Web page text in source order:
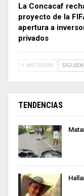
La Concacaf
proyecto de la
apertura a
privados
ANTERIOR
TENDENCIAS